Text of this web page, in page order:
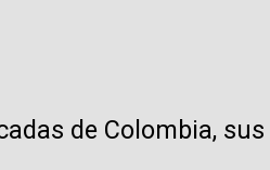
de Colombia,